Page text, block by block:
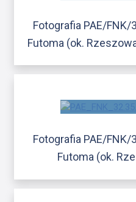
Fotografia PAE/
Futoma (ok.
Fotografia PAE/
Futoma (ok.